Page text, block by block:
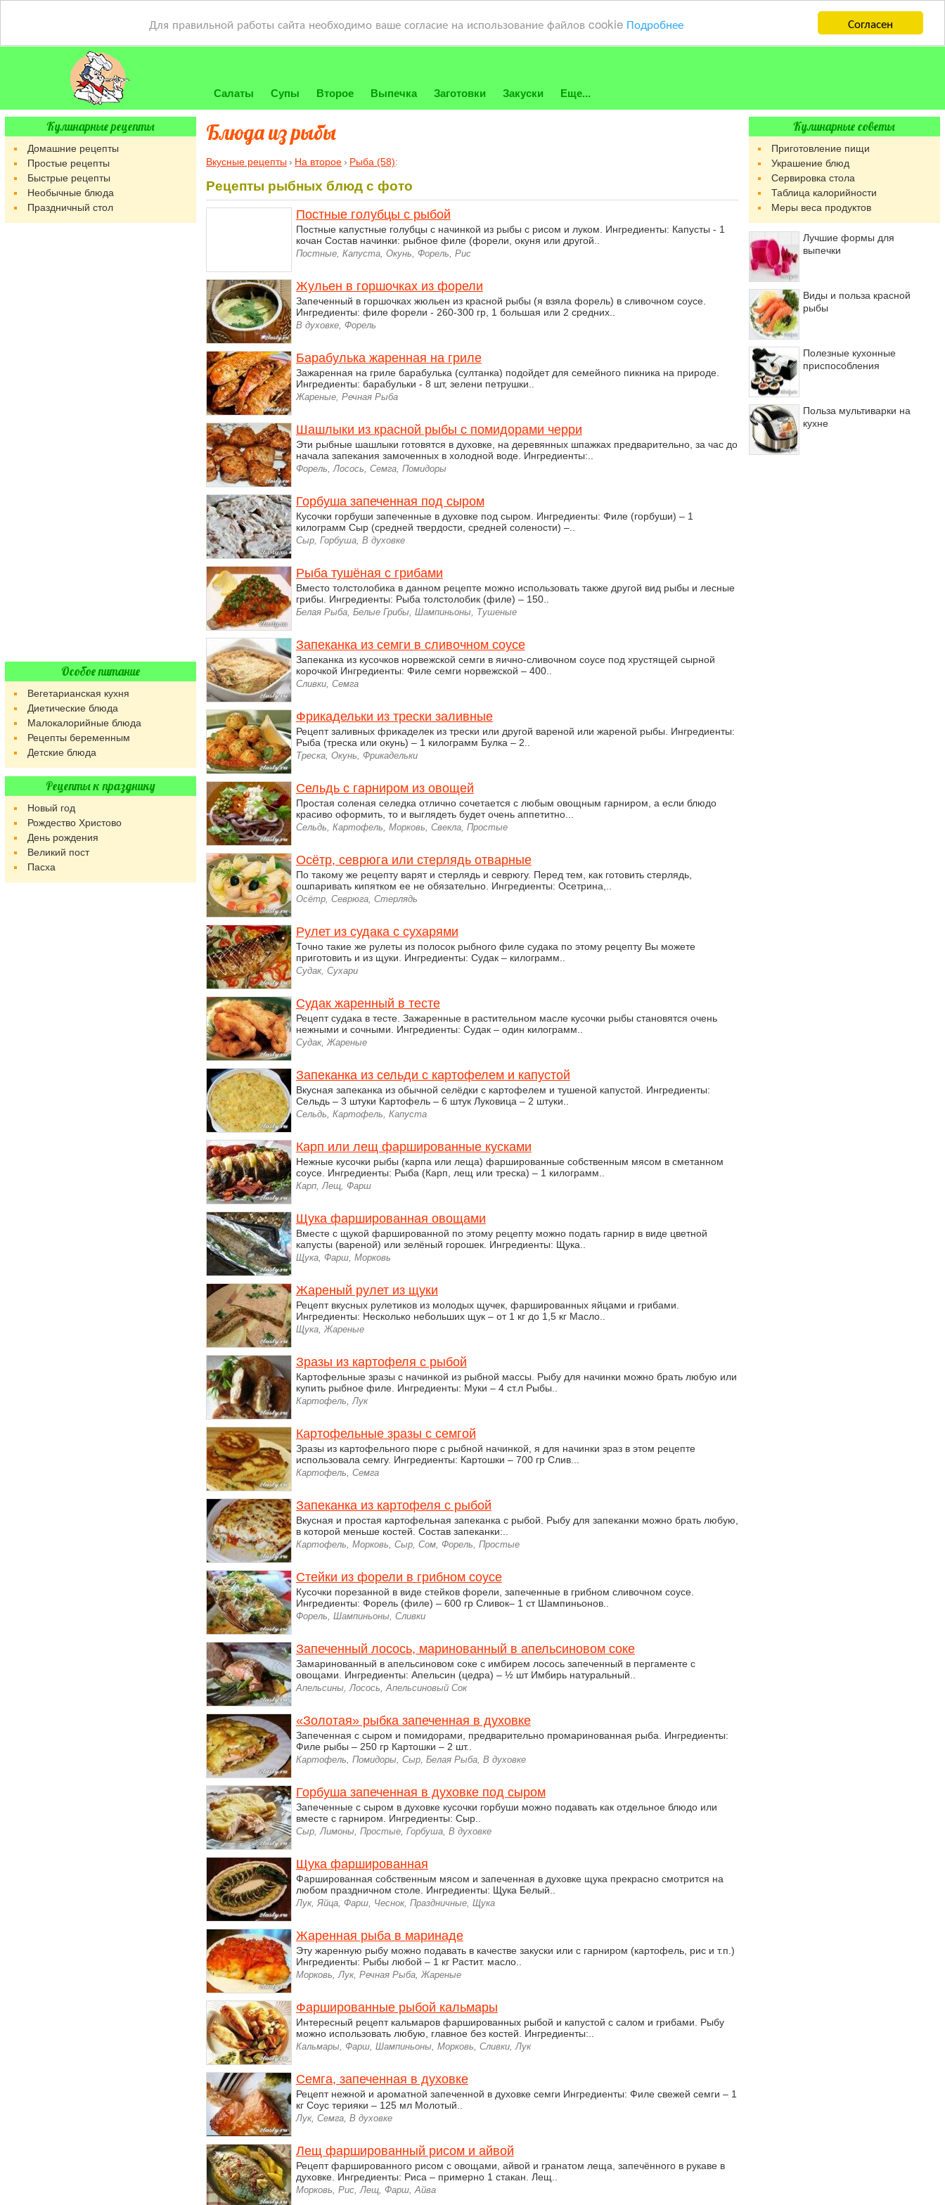
Согласен
Для правильной работы сайта необходимо ваше согласие на использование файлов cookie Подробнее
Салаты Супы Второе Выпечка Заготовки Закуски Еще...
Блюда из рыбы
Вкусные рецепты На второе Рыба (58):
Рецепты рыбных блюд с фото
Постные голубцы с рыбой
Постные капустные голубцы с начинкой из рыбы с рисом и луком. Ингредиенты: Капусты - 1
кочан Состав начинки: рыбное филе (форели, окуня или другой..
Постные, Капуста, Окунь, Форель, Рис
Жульен в горшочках из форели
Запеченный в горшочках жюльен из красной рыбы (я взяла форель) в сливочном соусе.
Ингредиенты: филе форели - 260-300 гр, 1 большая или 2 средних..
В духовке, Форель
Барабулька жаренная на гриле
Зажаренная на гриле барабулька (султанка) подойдет для семейного пикника на природе.
Ингредиенты: барабульки - 8 шт, зелени петрушки..
Жареные, Речная Рыба
Шашлыки из красной рыбы с помидорами черри
Эти рыбные шашлыки готовятся в духовке, на деревянных шпажках предварительно, за час до
начала запекания замоченных в холодной воде. Ингредиенты:..
Форель, Лосось, Семга, Помидоры
Горбуша запеченная под сыром
Кусочки горбуши запеченные в духовке под сыром. Ингредиенты: Филе (горбуши) – 1
килограмм Сыр (средней твердости, средней солености) –..
Сыр, Горбуша, В духовке
Рыба тушёная с грибами
Вместо толстолобика в данном рецепте можно использовать также другой вид рыбы и лесные
грибы. Ингредиенты: Рыба толстолобик (филе) – 150..
Белая Рыба, Белые Грибы, Шампиньоны, Тушеные
Запеканка из семги в сливочном соусе
Запеканка из кусочков норвежской семги в яично-сливочном соусе под хрустящей сырной
корочкой Ингредиенты: Филе семги норвежской – 400..
Сливки, Семга
Фрикадельки из трески заливные
Рецепт заливных фрикаделек из трески или другой вареной или жареной рыбы. Ингредиенты:
Рыба (треска или окунь) – 1 килограмм Булка – 2..
Треска, Окунь, Фрикадельки
Сельдь с гарниром из овощей
Простая соленая селедка отлично сочетается с любым овощным гарниром, а если блюдо
красиво оформить, то и выглядеть будет очень аппетитно...
Сельдь, Картофель, Морковь, Свекла, Простые
Осётр, севрюга или стерлядь отварные
По такому же рецепту варят и стерлядь и севрюгу. Перед тем, как готовить стерлядь,
ошпаривать кипятком ее не обязательно. Ингредиенты: Осетрина,..
Осётр, Севрюга, Стерлядь
Рулет из судака с сухарями
Точно такие же рулеты из полосок рыбного филе судака по этому рецепту Вы можете
приготовить и из щуки. Ингредиенты: Судак – килограмм..
Судак, Сухари
Судак жаренный в тесте
Рецепт судака в тесте. Зажаренные в растительном масле кусочки рыбы становятся очень
нежными и сочными. Ингредиенты: Судак – один килограмм..
Судак, Жареные
Запеканка из сельди с картофелем и капустой
Вкусная запеканка из обычной селёдки с картофелем и тушеной капустой. Ингредиенты:
Сельдь – 3 штуки Картофель – 6 штук Луковица – 2 штуки..
Сельдь, Картофель, Капуста
Карп или лещ фаршированные кусками
Нежные кусочки рыбы (карпа или леща) фаршированные собственным мясом в сметанном
соусе. Ингредиенты: Рыба (Карп, лещ или треска) – 1 килограмм..
Карп, Лещ, Фарш
Щука фаршированная овощами
Вместе с щукой фаршированной по этому рецепту можно подать гарнир в виде цветной
капусты (вареной) или зелёный горошек. Ингредиенты: Щука..
Щука, Фарш, Морковь
Жареный рулет из щуки
Рецепт вкусных рулетиков из молодых щучек, фаршированных яйцами и грибами.
Ингредиенты: Несколько небольших щук – от 1 кг до 1,5 кг Масло..
Щука, Жареные
Зразы из картофеля с рыбой
Картофельные зразы с начинкой из рыбной массы. Рыбу для начинки можно брать любую или
купить рыбное филе. Ингредиенты: Муки – 4 ст.л Рыбы..
Картофель, Лук
Картофельные зразы с семгой
Зразы из картофельного пюре с рыбной начинкой, я для начинки зраз в этом рецепте
использовала семгу. Ингредиенты: Картошки – 700 гр Слив...
Картофель, Семга
Запеканка из картофеля с рыбой
Вкусная и простая картофельная запеканка с рыбой. Рыбу для запеканки можно брать любую,
в которой меньше костей. Состав запеканки:..
Картофель, Морковь, Сыр, Сом, Форель, Простые
Стейки из форели в грибном соусе
Кусочки порезанной в виде стейков форели, запеченные в грибном сливочном соусе.
Ингредиенты: Форель (филе) – 600 гр Сливок– 1 ст Шампиньонов..
Форель, Шампиньоны, Сливки
Запеченный лосось, маринованный в апельсиновом соке
Замаринованный в апельсиновом соке с имбирем лосось запеченный в пергаменте с
овощами. Ингредиенты: Апельсин (цедра) – ½ шт Имбирь натуральный..
Апельсины, Лосось, Апельсиновый Сок
«Золотая» рыбка запеченная в духовке
Запеченная с сыром и помидорами, предварительно промаринованная рыба. Ингредиенты:
Филе рыбы – 250 гр Картошки – 2 шт..
Картофель, Помидоры, Сыр, Белая Рыба, В духовке
Горбуша запеченная в духовке под сыром
Запеченные с сыром в духовке кусочки горбуши можно подавать как отдельное блюдо или
вместе с гарниром. Ингредиенты: Сыр..
Сыр, Лимоны, Простые, Горбуша, В духовке
Щука фаршированная
Фаршированная собственным мясом и запеченная в духовке щука прекрасно смотрится на
любом праздничном столе. Ингредиенты: Щука Белый..
Лук, Яйца, Фарш, Чеснок, Праздничные, Щука
Жаренная рыба в маринаде
Эту жаренную рыбу можно подавать в качестве закуски или с гарниром (картофель, рис и т.п.)
Ингредиенты: Рыбы любой – 1 кг Растит. масло..
Морковь, Лук, Речная Рыба, Жареные
Фаршированные рыбой кальмары
Интересный рецепт кальмаров фаршированных рыбой и капустой с салом и грибами. Рыбу
можно использовать любую, главное без костей. Ингредиенты:..
Кальмары, Фарш, Шампиньоны, Морковь, Сливки, Лук
Семга, запеченная в духовке
Рецепт нежной и ароматной запеченной в духовке семги Ингредиенты: Филе свежей семги – 1
кг Соус терияки – 125 мл Молотый..
Лук, Семга, В духовке
Лещ фаршированный рисом и айвой
Рецепт фаршированного рисом с овощами, айвой и гранатом леща, запечённого в рукаве в
духовке. Ингредиенты: Риса – примерно 1 стакан. Лещ..
Морковь, Рис, Лещ, Фарш, Айва
Кулинарные рецепты
Домашние рецепты
Простые рецепты
Быстрые рецепты
Необычные блюда
Праздничный стол
Особое питание
Вегетарианская кухня
Диетические блюда
Малокалорийные блюда
Рецепты беременным
Детские блюда
Рецепты к празднику
Новый год
Рождество Христово
День рождения
Великий пост
Пасха
Кулинарные советы
Приготовление пищи
Украшение блюд
Сервировка стола
Таблица калорийности
Меры веса продуктов
Лучшие формы для
выпечки
Виды и польза красной
рыбы
Полезные кухонные
приспособления
Польза мультиварки на
кухне